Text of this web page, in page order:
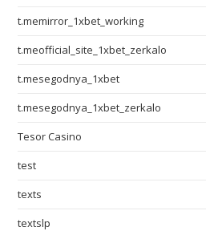
t.memirror_1xbet_working
t.meofficial_site_1xbet_zerkalo
t.mesegodnya_1xbet
t.mesegodnya_1xbet_zerkalo
Tesor Casino
test
texts
textslp